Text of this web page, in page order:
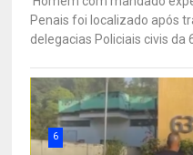
Penais foi localizado após
delegacias Policiais civis da
6